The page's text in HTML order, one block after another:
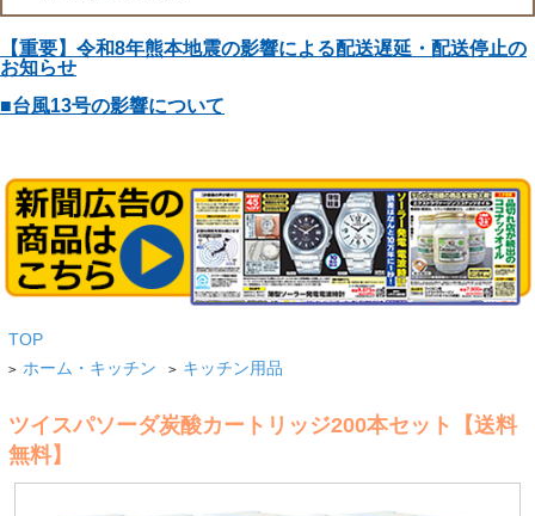
【重要】令和8年熊本地震の影響による配送遅延・配送停止の
お知らせ
■台風13号の影響について
TOP
> ホーム・キッチン > キッチン用品
ツイスパソーダ炭酸カートリッジ200本セット【送料
無料】